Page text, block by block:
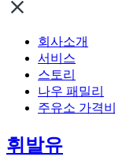
회사소개
서비스
스토리
나우 패밀리
주유소 가격
휘발유